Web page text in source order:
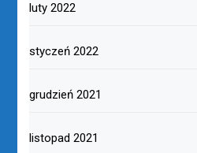
luty 2022
styczeń 2022
grudzień 2021
listopad 2021